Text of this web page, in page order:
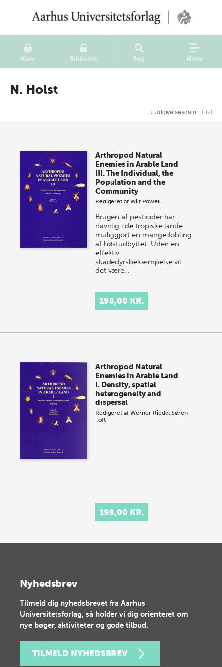
Kurv Bibliotek Søg Menu
N. Holst
↓ Udgivelsesdato Titel
Arthropod Natural
Enemies in Arable Land
III. The Individual, the
Population and the
Community
Redigeret afWilf Powell
Brugen af pesticider har -
navnlig i de tropiske lande -
muliggjort en mangedobling
af høstudbyttet. Uden en
effektiv
skadedyrsbekæmpelse vil
det være…
198,00 KR.
Arthropod Natural
Enemies in Arable Land
I. Density, spatial
heterogeneity and
dispersal
Redigeret afWerner Riedel Søren
Toft
198,00 KR.
Nyhedsbrev
Tilmeld dig nyhedsbrevet fra Aarhus
Universitetsforlag, så holder vi dig orienteret om
nye bøger, aktiviteter og gode tilbud.
TILMELD NYHEDSBREV